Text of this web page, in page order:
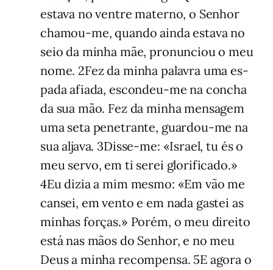
estava no ventre materno, o Senhor
chamou-me, quando ainda estava no
seio da minha mãe, pronunciou o meu
nome. 2Fez da minha palavra uma es­
pada afiada, escondeu-me na concha
da sua mão. Fez da minha mensagem
uma seta penetrante, guardou-me na
sua aljava. 3Disse-me: «Israel, tu és o
meu servo, em ti serei glorificado.»
4Eu dizia a mim mesmo: «Em vão me
cansei, em vento e em nada gastei as
mi­nhas forças.» Porém, o meu direito
está nas mãos do Senhor, e no meu
Deus a minha recom­pensa. 5E agora o